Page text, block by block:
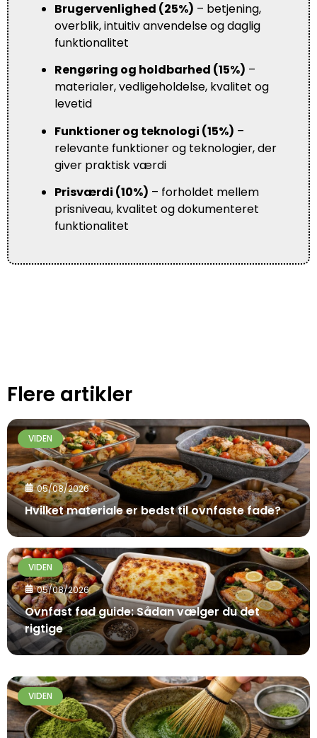
Brugervenlighed (25%) – betjening,
overblik, intuitiv anvendelse og daglig
funktionalitet
Rengøring og holdbarhed (15%) –
materialer, vedligeholdelse, kvalitet og
levetid
Funktioner og teknologi (15%) –
relevante funktioner og teknologier, der
giver praktisk værdi
Prisværdi (10%) – forholdet mellem
prisniveau, kvalitet og dokumenteret
funktionalitet
Flere artikler
VIDEN
05/08/2026
Hvilket materiale er bedst til ovnfaste fade?
VIDEN
05/08/2026
Ovnfast fad guide: Sådan vælger du det
rigtige
VIDEN